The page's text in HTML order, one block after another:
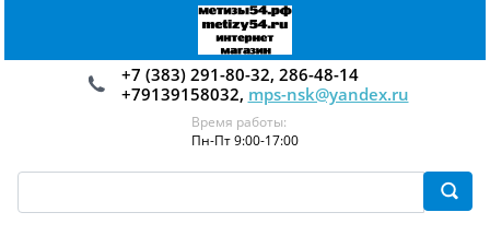
+7 (383) 291-80-32, 286-48-14
+79139158032, mps-nsk@yandex.ru
Время работы:
Пн-Пт 9:00-17:00